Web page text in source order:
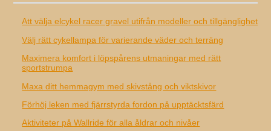
Att välja elcykel racer gravel utifrån modeller och tillgänglighet
Välj rätt cykellampa för varierande väder och terräng
Maximera komfort i löpspårens utmaningar med rätt
sportstrumpa
Maxa ditt hemmagym med skivstång och viktskivor
Förhöj leken med fjärrstyrda fordon på upptäcktsfärd
Aktiviteter på Wallride för alla åldrar och nivåer